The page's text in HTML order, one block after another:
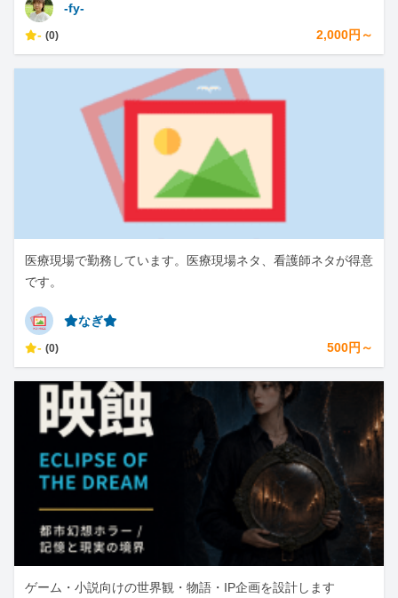
-fy-
- (0) 2,000円～
医療現場で勤務しています。医療現場ネタ、看護師ネタが得意
です。
⭐︎なぎ⭐︎
- (0) 500円～
ゲーム・小説向けの世界観・物語・IP企画を設計します